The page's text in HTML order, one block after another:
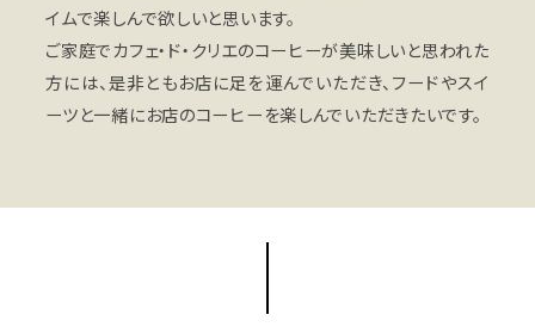
イムで楽しんで欲しいと思います。
ご家庭でカフェ・ド・クリエのコーヒーが美味しいと思われた
方には、是非ともお店に足を運んでいただき、フードやスイ
ーツと一緒にお店のコーヒーを楽しんでいただきたいです。